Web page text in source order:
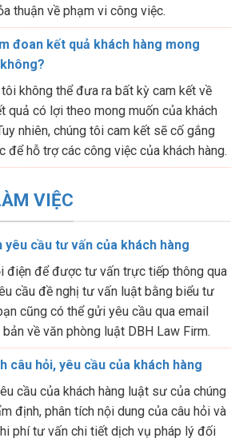
thuận về phạm vi công việc.
đoan kết quả khách hàng mong
tôi không thể đưa ra bất kỳ cam kết về
quả có lợi theo mong muốn của khách
nhiên, chúng tôi cam kết sẽ cố gắng
để hỗ trợ các công việc của khách hàng.
VIỆC
yêu cầu tư vấn của khách hàng
điện để được tư vấn trực tiếp thông qua
cầu đề nghị tư vấn luật bằng biểu tư
cũng có thể gửi yêu cầu qua email
về văn phòng luật DBH Law Firm.
câu hỏi, yêu cầu của khách hàng
cầu của khách hàng luật sư của chúng
định, phân tích nội dung của câu hỏi và
phí tư vấn chi tiết dịch vụ pháp lý đối